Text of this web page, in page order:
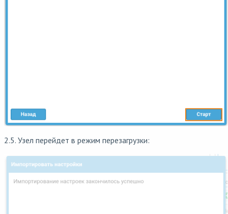
2.5. Узел перейдет в режим перезагрузки: